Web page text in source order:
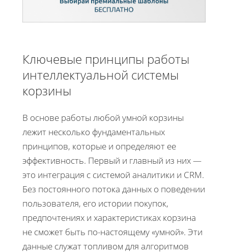
Ключевые принципы работы
интеллектуальной системы
корзины
В основе работы любой умной корзины
лежит несколько фундаментальных
принципов, которые и определяют ее
эффективность. Первый и главный из них —
это интеграция с системой аналитики и CRM.
Без постоянного потока данных о поведении
пользователя, его истории покупок,
предпочтениях и характеристиках корзина
не сможет быть по-настоящему «умной». Эти
данные служат топливом для алгоритмов